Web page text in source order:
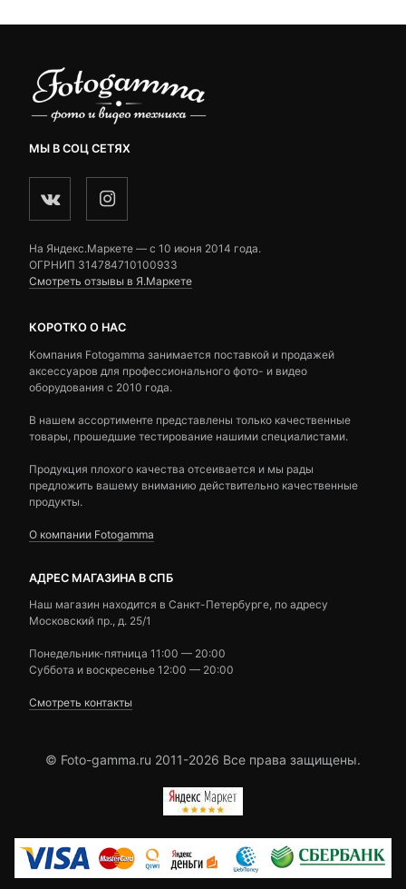
МЫ В СОЦ СЕТЯХ
На Яндекс.Маркете — c 10 июня 2014 года.
ОГРНИП 314784710100933
Смотреть отзывы в Я.Маркете
КОРОТКО О НАС
Компания Fotogamma занимается поставкой и продажей
аксессуаров для профессионального фото- и видео
оборудования с 2010 года.
В нашем ассортименте представлены только качественные
товары, прошедшие тестирование нашими специалистами.
Продукция плохого качества отсеивается и мы рады
предложить вашему вниманию действительно качественные
продукты.
О компании Fotogamma
АДРЕС МАГАЗИНА В СПБ
Наш магазин находится в Санкт-Петербурге, по адресу
Московский пр., д. 25/1
Понедельник-пятница 11:00 — 20:00
Суббота и воскресенье 12:00 — 20:00
Смотреть контакты
© Foto-gamma.ru 2011-2026 Все права защищены.